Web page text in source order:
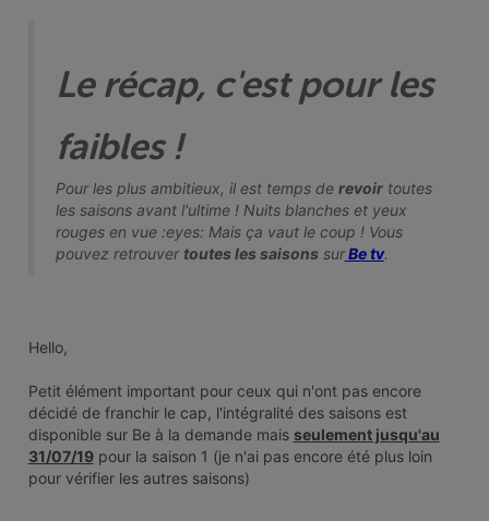
Le récap, c'est pour les
faibles !
Pour les plus ambitieux, il est temps de revoirtoutes
les saisons avant l'ultime ! Nuits blanches et yeux
rouges en vue :eyes: Mais ça vaut le coup ! Vous
pouvez retrouver toutes les saisons sur Be tv.
Hello,
Petit élément important pour ceux qui n'ont pas encore
décidé de franchir le cap, l'intégralité des saisons est
disponible sur Be à la demande mais seulement jusqu'au
31/07/19pour la saison 1 (je n'ai pas encore été plus loin
pour vérifier les autres saisons)